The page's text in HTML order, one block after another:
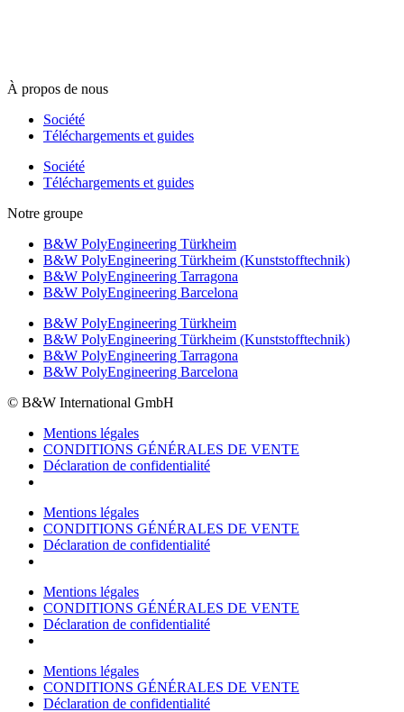
À propos de nous
Société
Téléchargements et guides
Société
Téléchargements et guides
Notre groupe
B&W PolyEngineering Türkheim
B&W PolyEngineering Türkheim (Kunststofftechnik)
B&W PolyEngineering Tarragona
B&W PolyEngineering Barcelona
B&W PolyEngineering Türkheim
B&W PolyEngineering Türkheim (Kunststofftechnik)
B&W PolyEngineering Tarragona
B&W PolyEngineering Barcelona
© B&W International GmbH
Mentions légales
CONDITIONS GÉNÉRALES DE VENTE
Déclaration de confidentialité
Mentions légales
CONDITIONS GÉNÉRALES DE VENTE
Déclaration de confidentialité
Mentions légales
CONDITIONS GÉNÉRALES DE VENTE
Déclaration de confidentialité
Mentions légales
CONDITIONS GÉNÉRALES DE VENTE
Déclaration de confidentialité